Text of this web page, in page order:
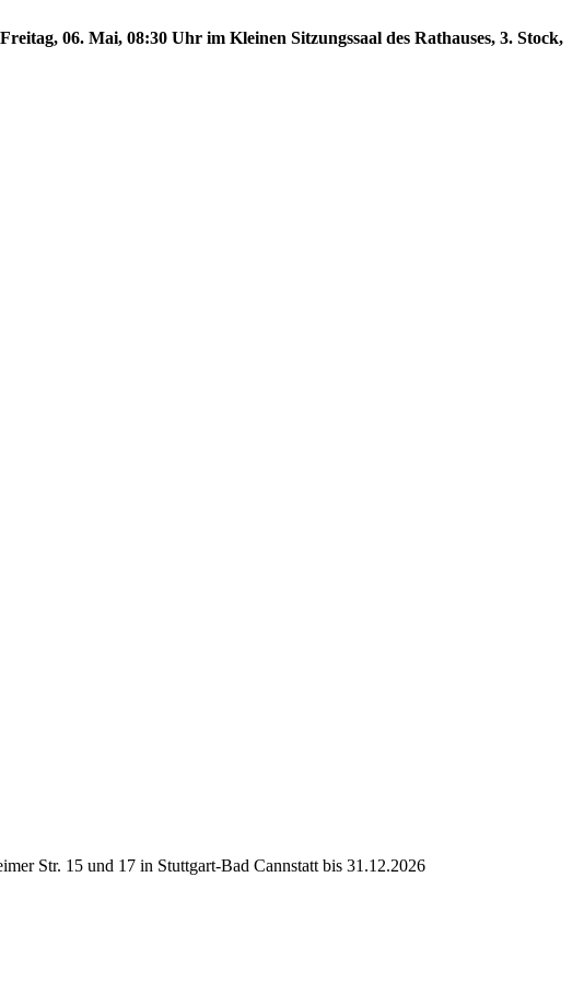
06. Mai, 08:30 Uhr im Kleinen Sitzungssaal des Rathauses, 3. Stock,
Str. 15 und 17 in Stuttgart-Bad Cannstatt bis 31.12.2026